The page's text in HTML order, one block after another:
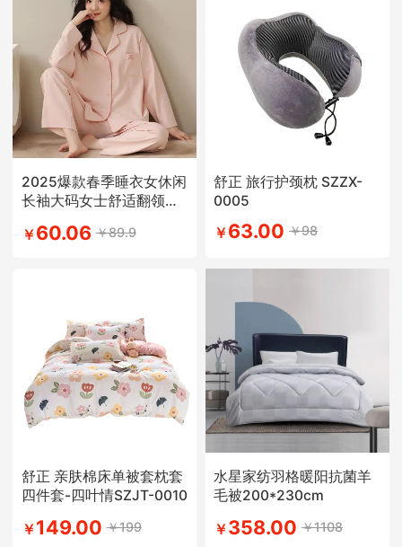
2025爆款春季睡衣女休闲
长袖大码女士舒适翻领学
￥60.06 ￥89.9
舒正 旅行护颈枕 SZZX-
0005
￥63.00 ￥98
舒正 亲肤棉床单被套枕套
四件套-四叶情SZJT-0010
￥149.00 ￥199
水星家纺羽格暖阳抗菌羊
毛被200*230cm
￥358.00 ￥1108